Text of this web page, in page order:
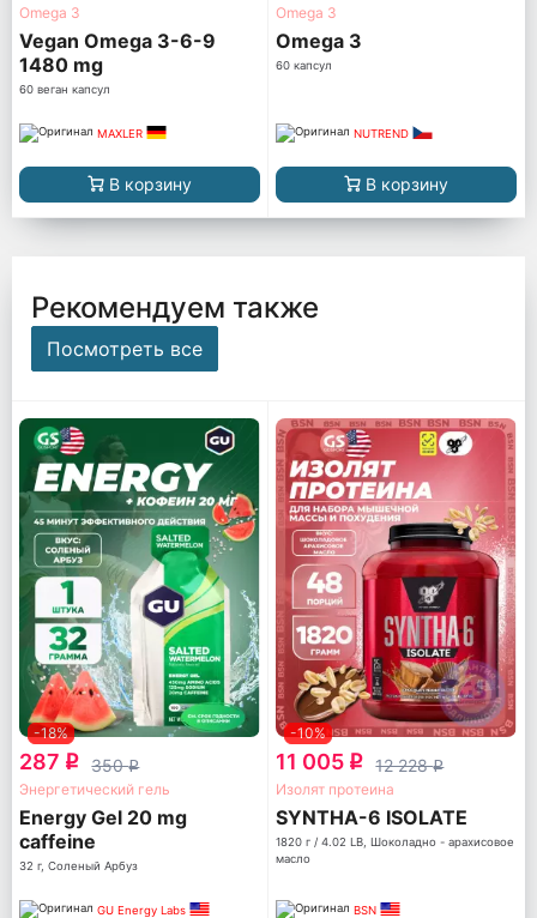
Omega 3
Vegan Omega 3-6-9
1480 mg
60 веган капсул
MAXLER
В корзину
Omega 3
Omega 3
60 капсул
NUTREND
В корзину
Рекомендуем также
Посмотреть все
-18%
287 q 350q
Энергетический гель
Energy Gel 20 mg
caffeine
32 г, Соленый Арбуз
GU Energy Labs
-10%
11 005 q 12 228q
Изолят протеина
SYNTHA-6 ISOLATE
1820 г / 4.02 LB, Шоколадно - арахисовое
масло
BSN